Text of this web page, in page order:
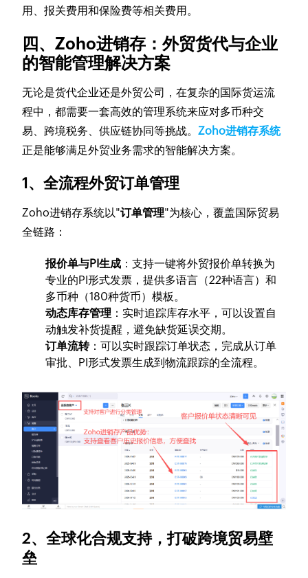
用、报关费用和保险费等相关费用。
四、Zoho进销存：外贸货代与企业
的智能管理解决方案
无论是货代企业还是外贸公司，在复杂的国际货运流
程中，都需要一套高效的管理系统来应对多币种交
易、跨境税务、供应链协同等挑战。Zoho进销存系统
正是能够满足外贸业务需求的智能解决方案。
1、全流程外贸订单管理
Zoho进销存系统以"订单管理"为核心，覆盖国际贸易
全链路：
报价单与PI生成 ：支持一键将外贸报价单转换为
专业的PI形式发票，提供多语言（22种语言）和
多币种（180种货币）模板。
动态库存管理 ：实时追踪库存水平，可以设置自
动触发补货提醒，避免缺货延误交期。
订单流转：可以实时跟踪订单状态，完成从订单
审批、PI形式发票生成到物流跟踪的全流程。
2、全球化合规支持，打破跨境贸易壁
垒